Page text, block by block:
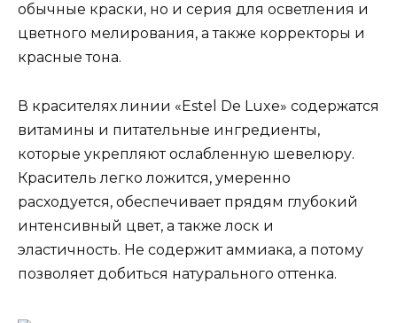
обычные краски, но и серия для осветления и
цветного мелирования, а также корректоры и
красные тона.
В красителях линии «Estel De Luxe» содержатся
витамины и питательные ингредиенты,
которые укрепляют ослабленную шевелюру.
Краситель легко ложится, умеренно
расходуется, обеспечивает прядям глубокий
интенсивный цвет, а также лоск и
эластичность. Не содержит аммиака, а потому
позволяет добиться натурального оттенка.